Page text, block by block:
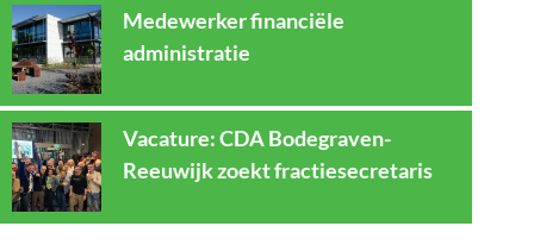
Medewerker financiële
administratie
Vacature: CDA Bodegraven-
Reeuwijk zoekt fractiesecretaris